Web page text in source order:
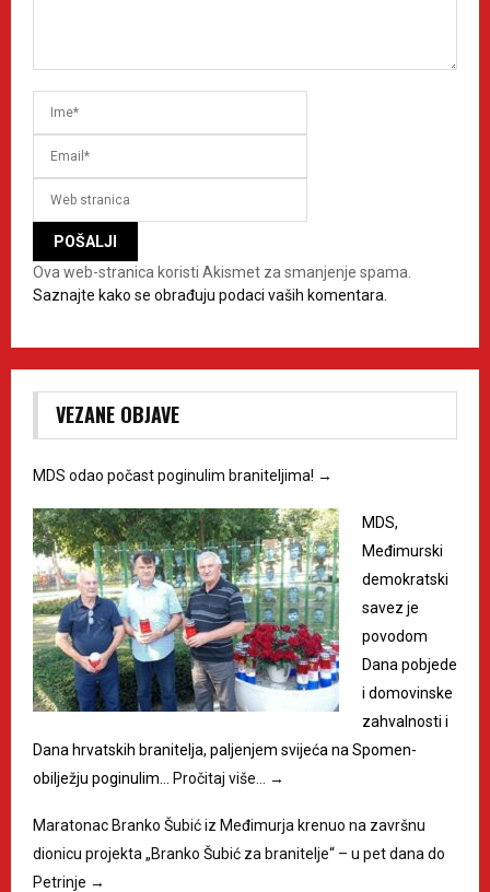
Ova web-stranica koristi Akismet za smanjenje spama.
Saznajte kako se obrađuju podaci vaših komentara.
VEZANE OBJAVE
MDS odao počast poginulim braniteljima! →
MDS,
Međimurski
demokratski
savez je
povodom
Dana pobjede
i domovinske
zahvalnosti i
Dana hrvatskih branitelja, paljenjem svijeća na Spomen-
obilježju poginulim…
Pročitaj više… →
Maratonac Branko Šubić iz Međimurja krenuo na završnu
dionicu projekta „Branko Šubić za branitelje“ – u pet dana do
Petrinje →